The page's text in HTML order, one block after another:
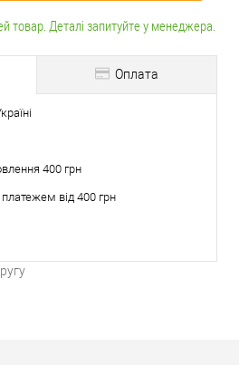
товар. Деталі запитуйте у менеджера.
Оплата
400 грн
від 400 грн